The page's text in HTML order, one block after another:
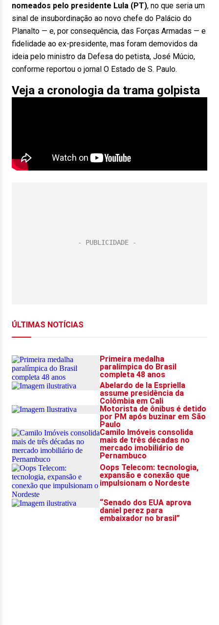
nomeados pelo presidente Lula (PT), no que seria um
sinal de insubordinação ao novo chefe do Palácio do
Planalto — e, por consequência, das Forças Armadas — e
fidelidade ao ex-presidente, mas foram demovidos da
ideia pelo ministro da Defesa do petista, José Múcio,
conforme reportou o jornal O Estado de S. Paulo.
Veja a cronologia da trama golpista